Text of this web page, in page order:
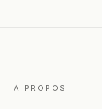
À PROPOS